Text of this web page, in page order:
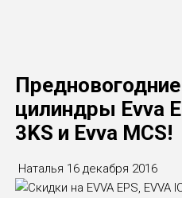
цилиндры Evva
3KS и Evva MCS!
Наталья 16 декабря 2016